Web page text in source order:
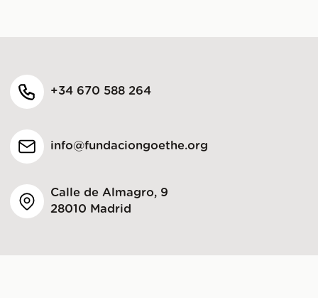
+34 670 588 264
info@fundaciongoethe.org
Calle de Almagro, 9
28010 Madrid